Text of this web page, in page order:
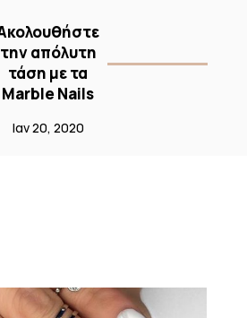
την απόλυτη
τάση με τα
Marble Nails
Ιαν 20, 2020